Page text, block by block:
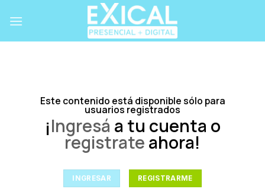
Este contenido está disponible sólo para
usuarios registrados
¡Ingresá a tu cuenta o
registrate ahora!
INGRESAR REGISTRARME